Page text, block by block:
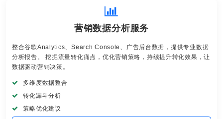
营销数据分析服务
整合谷歌Analytics、Search Console、广告后台数据，提供专业数据
分析报告。 挖掘流量转化痛点，优化营销策略，持续提升转化效果，让
数据驱动营销决策。
多维度数据整合
转化漏斗分析
策略优化建议